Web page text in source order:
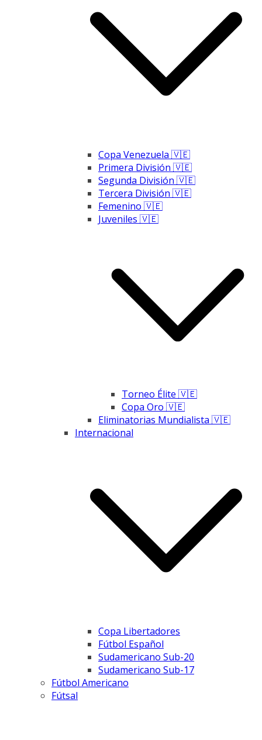
Copa Venezuela 🇻🇪
Primera División 🇻🇪
Segunda División 🇻🇪
Tercera División 🇻🇪
Femenino 🇻🇪
Juveniles 🇻🇪
Torneo Élite 🇻🇪
Copa Oro 🇻🇪
Eliminatorias Mundialista 🇻🇪
Internacional
Copa Libertadores
Fútbol Español
Sudamericano Sub-20
Sudamericano Sub-17
Fútbol Americano
Fútsal